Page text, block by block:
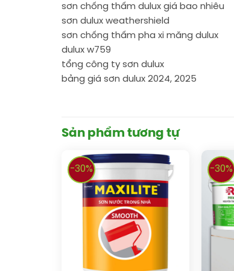
sơn chống thấm dulux giá bao nhiêu
sơn dulux weathershield
sơn chống thấm pha xi măng dulux
dulux w759
tổng công ty sơn dulux
bảng giá sơn dulux 2024, 2025
Sản phẩm tương tự
-30% -30%